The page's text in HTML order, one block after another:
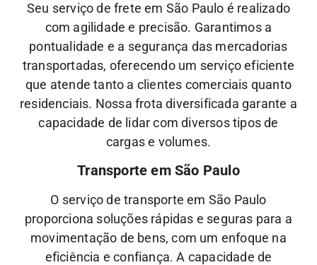
Seu serviço de frete em São Paulo é realizado
com agilidade e precisão. Garantimos a
pontualidade e a segurança das mercadorias
transportadas, oferecendo um serviço eficiente
que atende tanto a clientes comerciais quanto
residenciais. Nossa frota diversificada garante a
capacidade de lidar com diversos tipos de
cargas e volumes.
Transporte em São Paulo
O serviço de transporte em São Paulo
proporciona soluções rápidas e seguras para a
movimentação de bens, com um enfoque na
eficiência e confiança. A capacidade de